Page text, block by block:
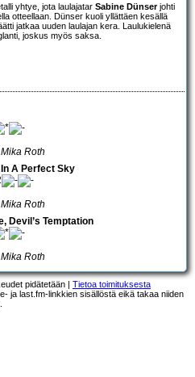
yhtye, jota laulajatar Sabine Dünserjohti
otteellaan. Dünser kuoli yllättäen kesällä
jatkaa uuden laulajan kera. Laulukielenä
joskus myös saksa.
Roth
A Perfect Sky
Roth
Devil’s Temptation
Roth
pidätetään | Tietoa toimituksesta
ja last.fm-linkkien sisällöstä eikä takaa niiden